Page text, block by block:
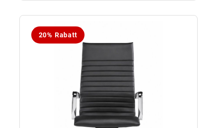
20% Rabatt